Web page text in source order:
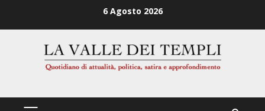
6 Agosto 2026